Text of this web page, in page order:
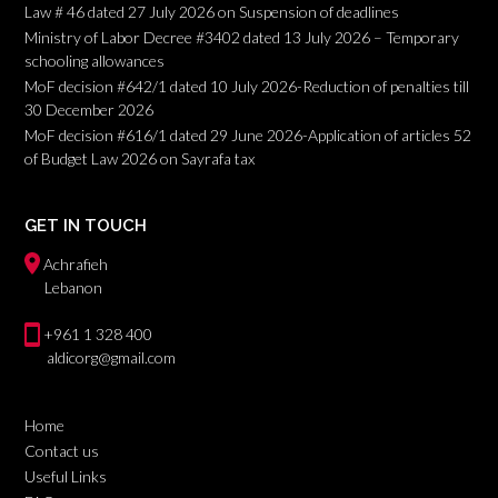
Law # 46 dated 27 July 2026 on Suspension of deadlines
Ministry of Labor Decree #3402 dated 13 July 2026 – Temporary
schooling allowances
MoF decision #642/1 dated 10 July 2026-Reduction of penalties till
30 December 2026
MoF decision #616/1 dated 29 June 2026-Application of articles 52
of Budget Law 2026 on Sayrafa tax
GET IN TOUCH
Achrafieh
Lebanon
+961 1 328 400
aldicorg@gmail.com
Home
Contact us
Useful Links